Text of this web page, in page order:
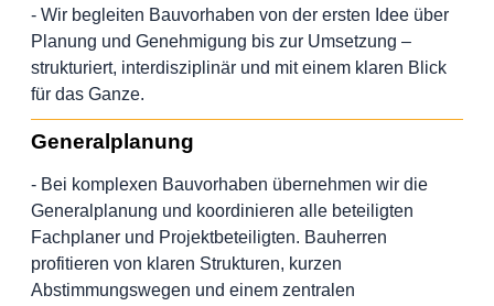
- Wir begleiten Bauvorhaben von der ersten Idee über
Planung und Genehmigung bis zur Umsetzung –
strukturiert, interdisziplinär und mit einem klaren Blick
für das Ganze.
Generalplanung
- Bei komplexen Bauvorhaben übernehmen wir die
Generalplanung und koordinieren alle beteiligten
Fachplaner und Projektbeteiligten. Bauherren
profitieren von klaren Strukturen, kurzen
Abstimmungswegen und einem zentralen